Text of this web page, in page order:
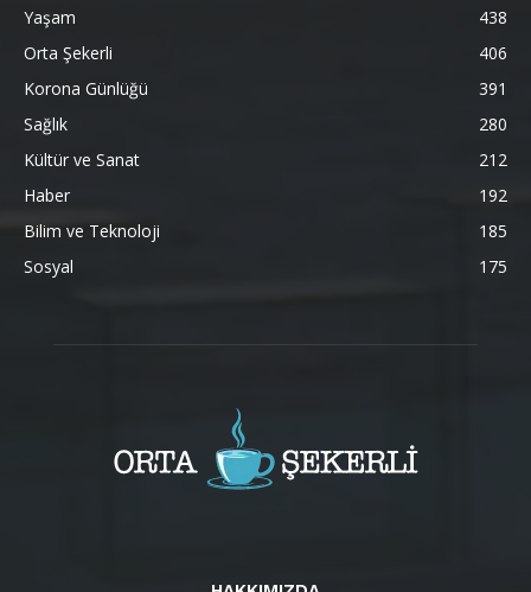
Yaşam
438
Orta Şekerli
406
Korona Günlüğü
391
Sağlık
280
Kültür ve Sanat
212
Haber
192
Bilim ve Teknoloji
185
Sosyal
175